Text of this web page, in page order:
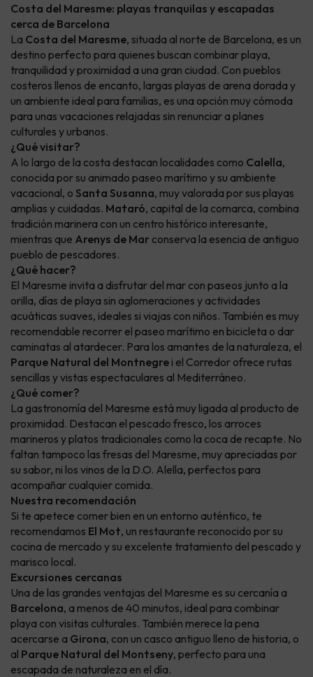
Costa del Maresme: playas tranquilas y escapadas
cerca de Barcelona
La Costa del Maresme, situada al norte de Barcelona, es un
destino perfecto para quienes buscan combinar playa,
tranquilidad y proximidad a una gran ciudad. Con pueblos
costeros llenos de encanto, largas playas de arena dorada y
un ambiente ideal para familias, es una opción muy cómoda
para unas vacaciones relajadas sin renunciar a planes
culturales y urbanos.
¿Qué visitar?
A lo largo de la costa destacan localidades como Calella,
conocida por su animado paseo marítimo y su ambiente
vacacional, o Santa Susanna, muy valorada por sus playas
amplias y cuidadas. Mataró, capital de la comarca, combina
tradición marinera con un centro histórico interesante,
mientras que Arenys de Mar conserva la esencia de antiguo
pueblo de pescadores.
¿Qué hacer?
El Maresme invita a disfrutar del mar con paseos junto a la
orilla, días de playa sin aglomeraciones y actividades
acuáticas suaves, ideales si viajas con niños. También es muy
recomendable recorrer el paseo marítimo en bicicleta o dar
caminatas al atardecer. Para los amantes de la naturaleza, el
Parque Natural del Montnegre i el Corredor ofrece rutas
sencillas y vistas espectaculares al Mediterráneo.
¿Qué comer?
La gastronomía del Maresme está muy ligada al producto de
proximidad. Destacan el pescado fresco, los arroces
marineros y platos tradicionales como la coca de recapte. No
faltan tampoco las fresas del Maresme, muy apreciadas por
su sabor, ni los vinos de la D.O. Alella, perfectos para
acompañar cualquier comida.
Nuestra recomendación
Si te apetece comer bien en un entorno auténtico, te
recomendamos El Mot, un restaurante reconocido por su
cocina de mercado y su excelente tratamiento del pescado y
marisco local.
Excursiones cercanas
Una de las grandes ventajas del Maresme es su cercanía a
Barcelona, a menos de 40 minutos, ideal para combinar
playa con visitas culturales. También merece la pena
acercarse a Girona, con un casco antiguo lleno de historia, o
al Parque Natural del Montseny, perfecto para una
escapada de naturaleza en el día.